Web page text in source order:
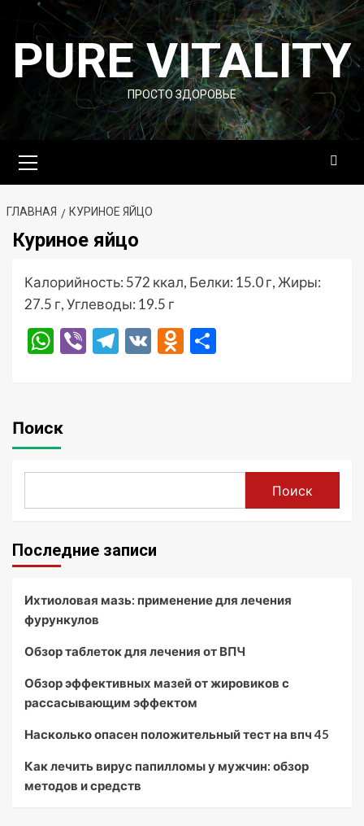
Перейти
содержимому
PURE VITALITY
ПРОСТО ЗДОРОВЬЕ
меню
ГЛАВНАЯ КУРИНОЕ ЯЙЦО
Куриное яйцо
Калорийность: 572 ккал, Белки: 15.0 г, Жиры:
27.5 г, Углеводы: 19.5 г
WhatsApp
ViberTelegram
VK Odnoklassniki
Поиск
Поиск
Последние записи
Ихтиоловая мазь: применение для лечения
фурункулов
Обзор таблеток для лечения от ВПЧ
Обзор эффективных мазей от жировиков с
рассасывающим эффектом
Насколько опасен положительный тест на впч 45
Как лечить вирус папилломы у мужчин: обзор
методов и средств